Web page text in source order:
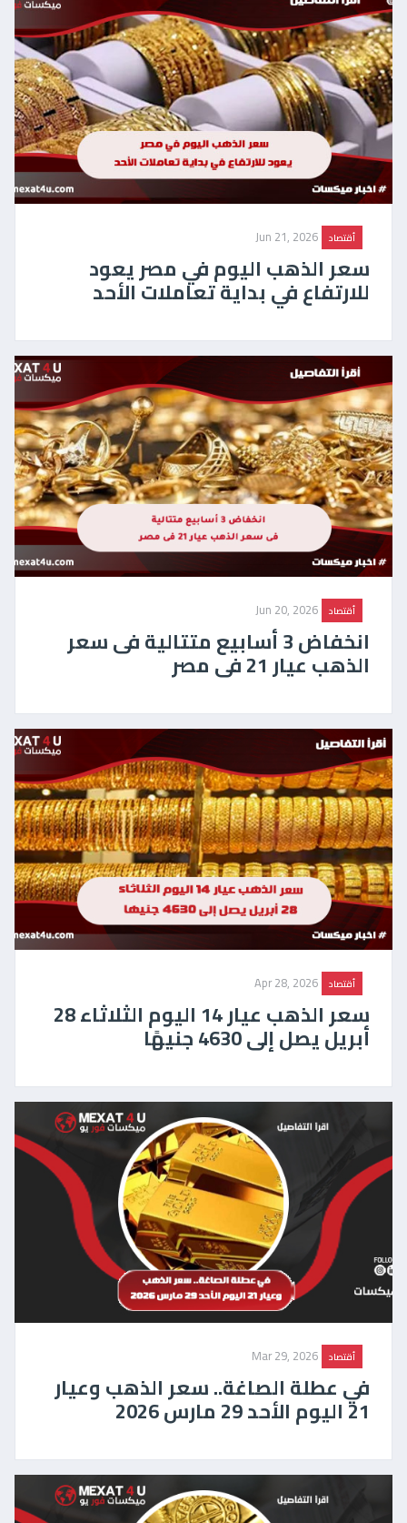
أقتصاد Jun 21, 2026
سعر الذهب اليوم في مصر يعود
للارتفاع في بداية تعاملات الأحد
أقتصاد Jun 20, 2026
انخفاض 3 أسابيع متتالية فى سعر
الذهب عيار 21 فى مصر
أقتصاد Apr 28, 2026
سعر الذهب عيار 14 اليوم الثلاثاء 28
أبريل يصل إلى 4630 جنيهًا
أقتصاد Mar 29, 2026
في عطلة الصاغة.. سعر الذهب وعيار
21 اليوم الأحد 29 مارس 2026